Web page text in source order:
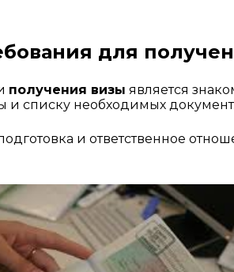
для
получения визы является
и списку необходимых
и ответственное